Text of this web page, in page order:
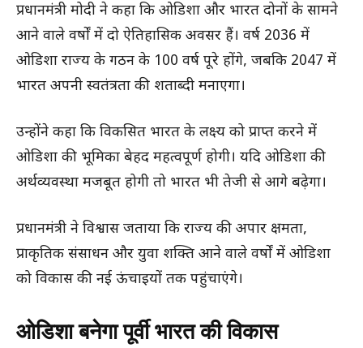
प्रधानमंत्री मोदी ने कहा कि ओडिशा और भारत दोनों के सामने
आने वाले वर्षों में दो ऐतिहासिक अवसर हैं। वर्ष 2036 में
ओडिशा राज्य के गठन के 100 वर्ष पूरे होंगे, जबकि 2047 में
भारत अपनी स्वतंत्रता की शताब्दी मनाएगा।
उन्होंने कहा कि विकसित भारत के लक्ष्य को प्राप्त करने में
ओडिशा की भूमिका बेहद महत्वपूर्ण होगी। यदि ओडिशा की
अर्थव्यवस्था मजबूत होगी तो भारत भी तेजी से आगे बढ़ेगा।
प्रधानमंत्री ने विश्वास जताया कि राज्य की अपार क्षमता,
प्राकृतिक संसाधन और युवा शक्ति आने वाले वर्षों में ओडिशा
को विकास की नई ऊंचाइयों तक पहुंचाएंगे।
ओडिशा बनेगा पूर्वी भारत की विकास